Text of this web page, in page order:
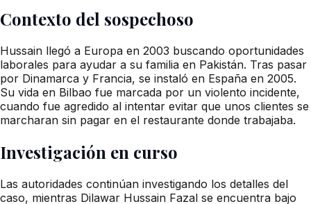
Contexto del sospechoso
Hussain llegó a Europa en 2003 buscando oportunidades
laborales para ayudar a su familia en Pakistán. Tras pasar
por Dinamarca y Francia, se instaló en España en 2005.
Su vida en Bilbao fue marcada por un violento incidente,
cuando fue agredido al intentar evitar que unos clientes se
marcharan sin pagar en el restaurante donde trabajaba.
Investigación en curso
Las autoridades continúan investigando los detalles del
caso, mientras Dilawar Hussain Fazal se encuentra bajo